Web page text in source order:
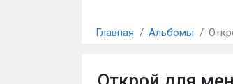
Главная Альбомы